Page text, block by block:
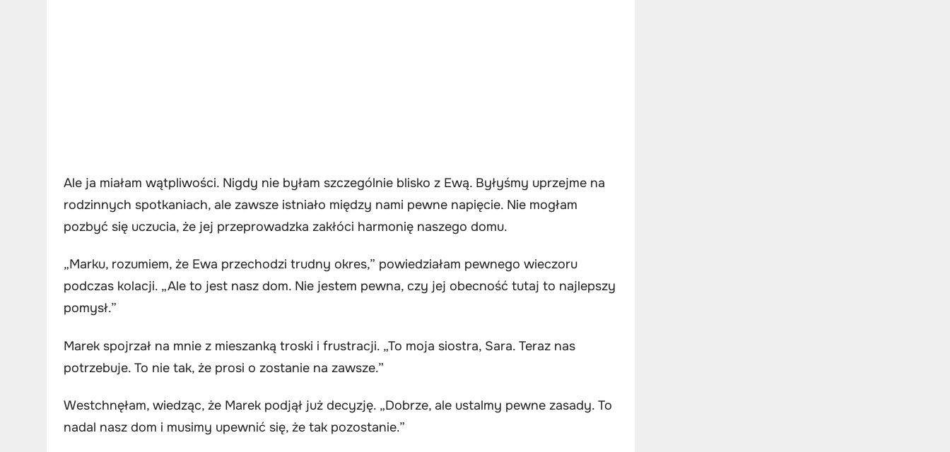
Ale ja miałam wątpliwości. Nigdy nie byłam szczególnie blisko z Ewą. Byłyśmy uprzejme na
rodzinnych spotkaniach, ale zawsze istniało między nami pewne napięcie. Nie mogłam
pozbyć się uczucia, że jej przeprowadzka zakłóci harmonię naszego domu.
„Marku, rozumiem, że Ewa przechodzi trudny okres,” powiedziałam pewnego wieczoru
podczas kolacji. „Ale to jest nasz dom. Nie jestem pewna, czy jej obecność tutaj to najlepszy
pomysł.”
Marek spojrzał na mnie z mieszanką troski i frustracji. „To moja siostra, Sara. Teraz nas
potrzebuje. To nie tak, że prosi o zostanie na zawsze.”
Westchnęłam, wiedząc, że Marek podjął już decyzję. „Dobrze, ale ustalmy pewne zasady. To
nadal nasz dom i musimy upewnić się, że tak pozostanie.”